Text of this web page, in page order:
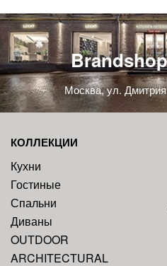
Москва, ул.
КОЛЛЕКЦИИ
Кухни
Гостиные
Спальни
Диваны
OUTDOOR
ARCHITECTURAL